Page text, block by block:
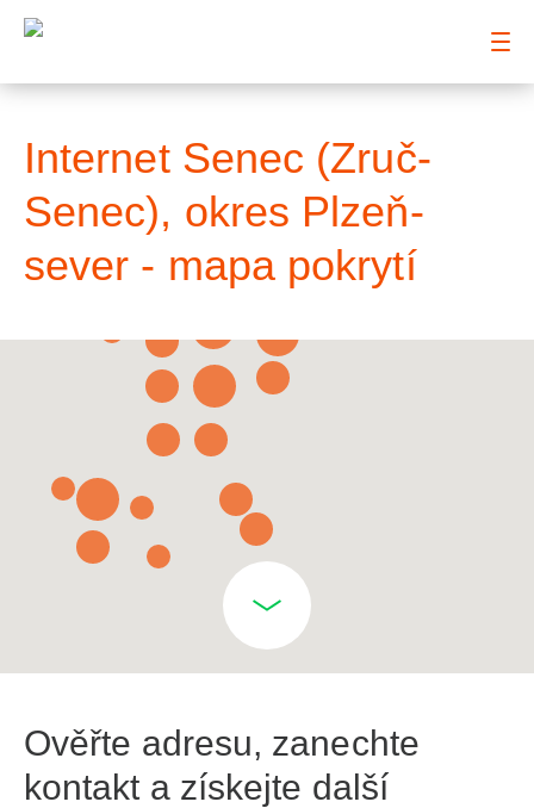
Internet Senec (Zruč-
Senec), okres Plzeň-
sever - mapa pokrytí
Ověřte adresu, zanechte
kontakt a získejte další
: Mapa pokrytí město